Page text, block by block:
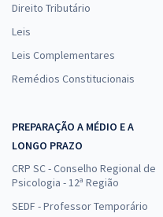
Direito Tributário
Leis
Leis Complementares
Remédios Constitucionais
PREPARAÇÃO A MÉDIO E A
LONGO PRAZO
CRP SC - Conselho Regional de
Psicologia - 12ª Região
SEDF - Professor Temporário